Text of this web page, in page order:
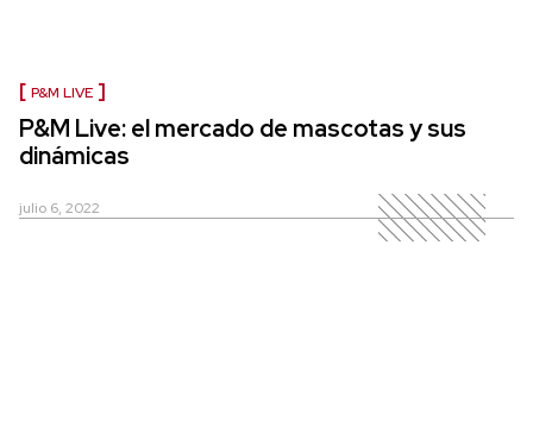
P&M LIVE
P&M Live: el mercado de mascotas y sus
dinámicas
julio 6, 2022